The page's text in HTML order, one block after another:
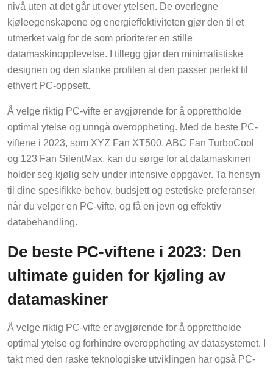
nivå uten at det går ut over ytelsen. De overlegne
kjøleegenskapene og energieffektiviteten gjør den til et
utmerket valg for de som prioriterer en stille
datamaskinopplevelse. I tillegg gjør den minimalistiske
designen og den slanke profilen at den passer perfekt til
ethvert PC-oppsett.
Å velge riktig PC-vifte er avgjørende for å opprettholde
optimal ytelse og unngå overoppheting. Med de beste PC-
viftene i 2023, som XYZ Fan XT500, ABC Fan TurboCool
og 123 Fan SilentMax, kan du sørge for at datamaskinen
holder seg kjølig selv under intensive oppgaver. Ta hensyn
til dine spesifikke behov, budsjett og estetiske preferanser
når du velger en PC-vifte, og få en jevn og effektiv
databehandling.
De beste PC-viftene i 2023: Den
ultimate guiden for kjøling av
datamaskiner
Å velge riktig PC-vifte er avgjørende for å opprettholde
optimal ytelse og forhindre overoppheting av datasystemet. I
takt med den raske teknologiske utviklingen har også PC-